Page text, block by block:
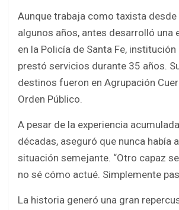
Aunque trabaja como taxista desde
algunos años, antes desarrolló una
en la Policía de Santa Fe, institución
prestó servicios durante 35 años.
destinos fueron en Agrupación
Orden Público.
A pesar de la experiencia
décadas, aseguró que nunca había
situación semejante. “Otro capaz
no sé cómo actué. Simplemente
La historia generó una gran